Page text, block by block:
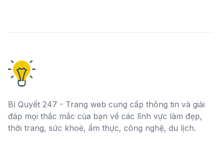
Bí Quyết 247 - Trang web cung cấp thông tin và giải
đáp mọi thắc mắc của bạn về các lĩnh vực làm đẹp,
thời trang, sức khoẻ, ẩm thực, công nghệ, du lịch.